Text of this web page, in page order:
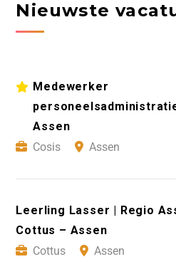
Nieuwste
Medewerker
Assen
Cosis
Assen
Leerling Lasser | Regio
Cottus – Assen
Cottus
Assen